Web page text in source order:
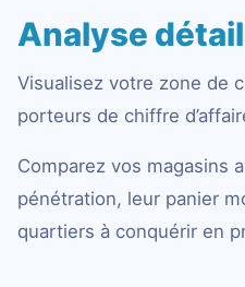
Analyse
Visualisez votre zone de
porteurs de chiffre
Comparez vos magasins
pénétration, leur panier
quartiers à conquérir en